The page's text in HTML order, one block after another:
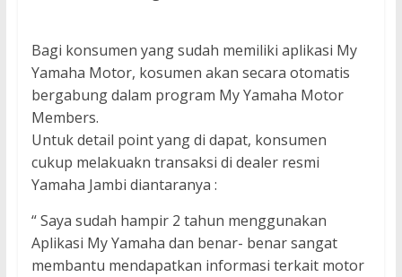
Bagi konsumen yang sudah memiliki aplikasi My
Yamaha Motor, kosumen akan secara otomatis
bergabung dalam program My Yamaha Motor
Members.
Untuk detail point yang di dapat, konsumen
cukup melakuakn transaksi di dealer resmi
Yamaha Jambi diantaranya :
“ Saya sudah hampir 2 tahun menggunakan
Aplikasi My Yamaha dan benar- benar sangat
membantu mendapatkan informasi terkait motor